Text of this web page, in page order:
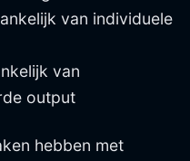
van individuele
van
output
hebben met